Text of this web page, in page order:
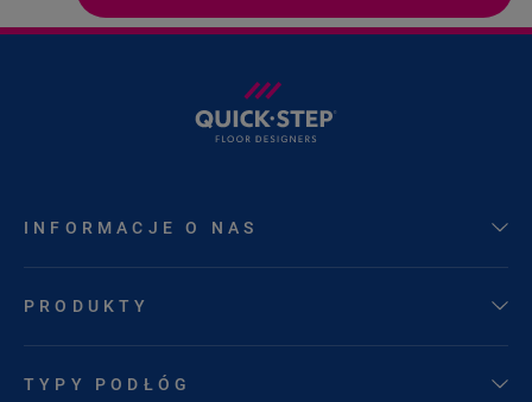
INFORMACJE O NAS
PRODUKTY
TYPY PODŁÓG